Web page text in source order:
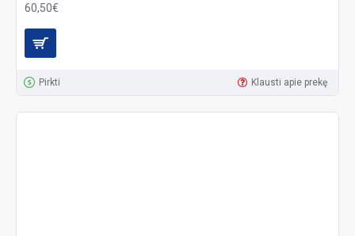
60,50€
Pirkti Klausti apie prekę